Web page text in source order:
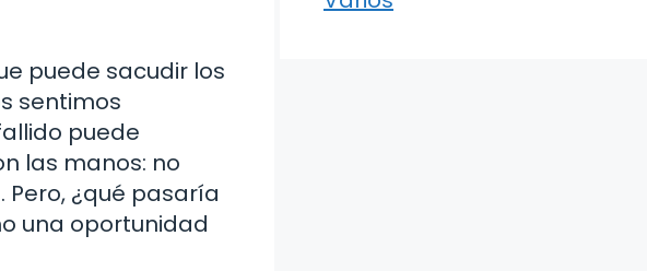
puede sacudir los
sentimos
puede
las manos: no
¿qué pasaría
una oportunidad